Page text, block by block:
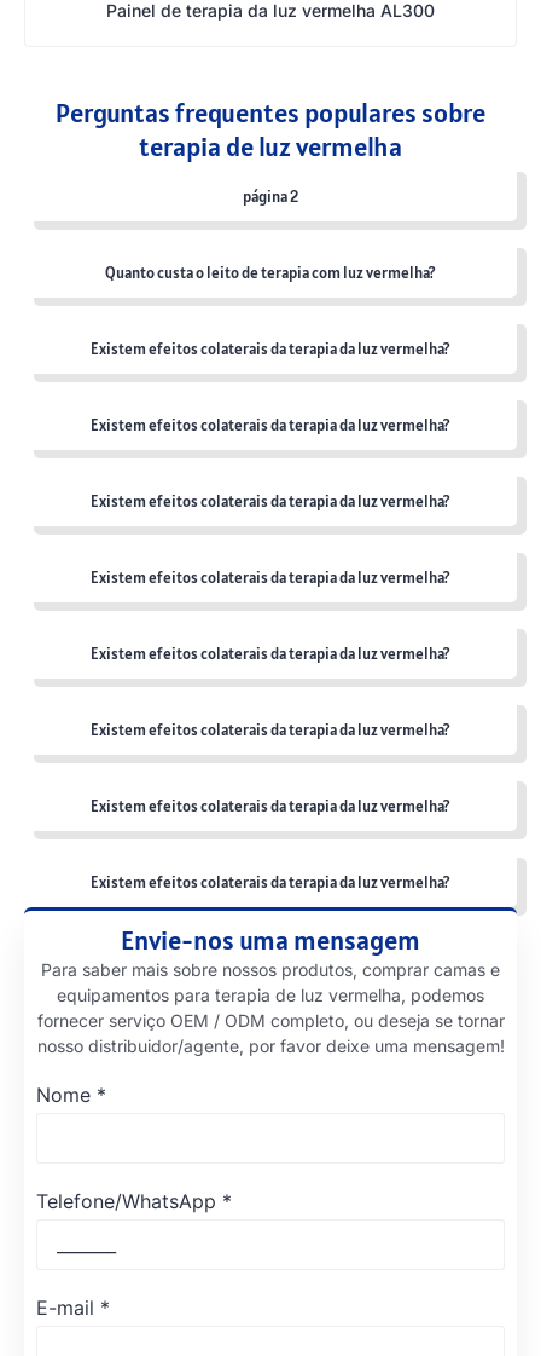
Painel de terapia da luz vermelha AL300
Perguntas frequentes populares sobre
terapia de luz vermelha
página 2
Quanto custa o leito de terapia com luz vermelha?
Existem efeitos colaterais da terapia da luz vermelha?
Existem efeitos colaterais da terapia da luz vermelha?
Existem efeitos colaterais da terapia da luz vermelha?
Existem efeitos colaterais da terapia da luz vermelha?
Existem efeitos colaterais da terapia da luz vermelha?
Existem efeitos colaterais da terapia da luz vermelha?
Existem efeitos colaterais da terapia da luz vermelha?
Existem efeitos colaterais da terapia da luz vermelha?
Envie-nos uma mensagem
Para saber mais sobre nossos produtos, comprar camas e
equipamentos para terapia de luz vermelha, podemos
fornecer serviço OEM / ODM completo, ou deseja se tornar
nosso distribuidor/agente, por favor deixe uma mensagem!
Nome *
Telefone/WhatsApp *
E-mail *